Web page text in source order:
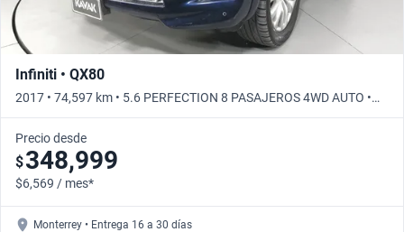
Infiniti • QX80
2017 • 74,597 km • 5.6 PERFECTION 8 PASAJEROS 4WD AUTO •
Automático
Precio desde
$348,999
$6,569 / mes*
Monterrey • Entrega 16 a 30 días